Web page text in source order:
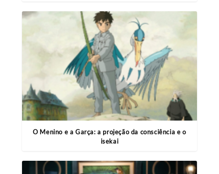
O Menino e a Garça: a projeção da consciência e o
isekai